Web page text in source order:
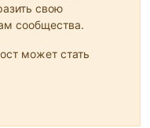
свою
сообщества.
может стать